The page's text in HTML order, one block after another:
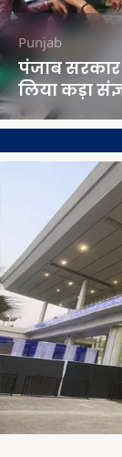
Punjab
पंजाब
लिया कड़ा